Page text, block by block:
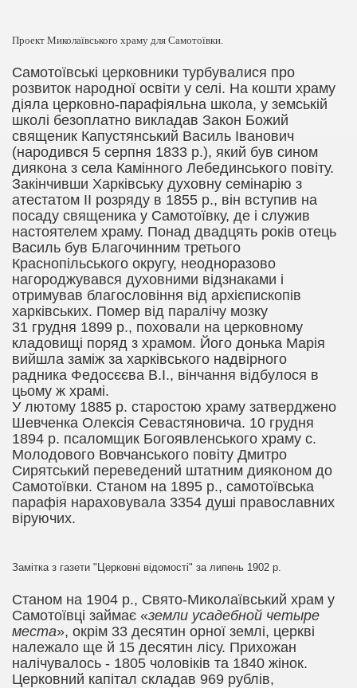
Проект Миколаївського храму для Самотоївки.
Самотоївські церковники турбувалися про
розвиток народної освіти у селі. На кошти храму
діяла церковно-парафіяльна школа, у земській
школі безоплатно викладав Закон Божий
священик Капустянський Василь Іванович
(народився 5 серпня 1833 р.), який був сином
диякона з села Камінного Лебединського повіту.
Закінчивши Харківську духовну семінарію з
атестатом ІІ розряду в 1855 р., він вступив на
посаду священика у Самотоївку, де і служив
настоятелем храму. Понад двадцять років отець
Василь був Благочинним третього
Краснопільського округу, неодноразово
нагороджувався духовними відзнаками і
отримував благословіння від архієпископів
харківських. Помер від паралічу мозку
31 грудня 1899 р., поховали на церковному
кладовищі поряд з храмом. Його донька Марія
вийшла заміж за харківського надвірного
радника Федосєєва В.І., вінчання відбулося в
цьому ж храмі.
У лютому 1885 р. старостою храму затверджено
Шевченка Олексія Севастяновича. 10 грудня
1894 р. псаломщик Богоявленського храму с.
Молодового Вовчанського повіту Дмитро
Сирятський переведений штатним дияконом до
Самотоївки. Станом на 1895 р., самотоївська
парафія нараховувала 3354 душі православних
віруючих.
Замітка з газети "Церковні відомості" за липень 1902 р.
Станом на 1904 р., Свято-Миколаївський храм у
Самотоївці займає «земли усадебной четыре
места», окрім 33 десятин орної землі, церкві
належало ще й 15 десятин лісу. Прихожан
налічувалось - 1805 чоловіків та 1840 жінок.
Церковний капітал складав 969 рублів,